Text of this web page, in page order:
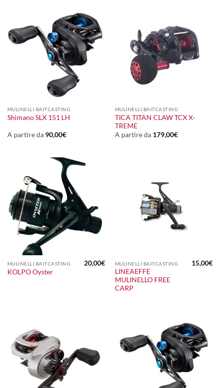
MULINELLI BAITCASTING
Shimano SLX 151 LH
A partire da 90,00€
MULINELLI BAITCASTING
TICA TITAN CLAW TCX X-
TREME
A partire da 179,00€
MULINELLI BAITCASTING
KOLPO Oyster
20,00€ MULINELLI BAITCASTING
LINEAEFFE
MULINELLO FREE
CARP
15,00€